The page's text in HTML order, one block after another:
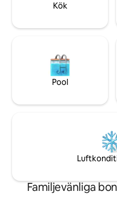
Kök
Pool
Familjevänliga